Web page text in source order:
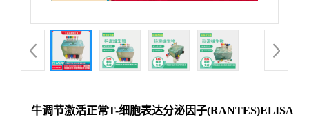
牛调节激活正常T-细胞表达分泌因子(RANTES)ELISA